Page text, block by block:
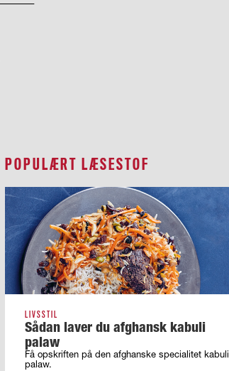
POPULÆRT LÆSESTOF
LIVSSTIL
Sådan laver du afghansk kabuli
palaw
Få opskriften på den afghanske specialitet kabuli
palaw.